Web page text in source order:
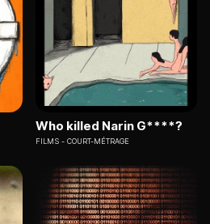
Who killed Narin G****?
FILMS COURT-MÉTRAGE